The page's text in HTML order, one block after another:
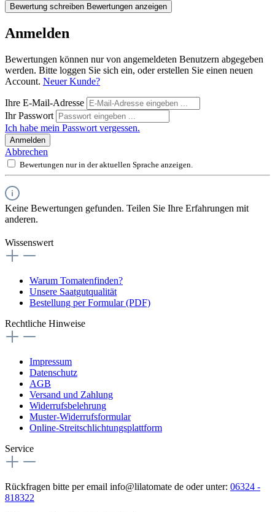
Bewertung schreiben Bewertungen anzeigen
Anmelden
Bewertungen können nur von angemeldeten Benutzern abgegeben
werden. Bitte loggen Sie sich ein, oder erstellen Sie einen neuen
Account. Neuer Kunde?
Ihre E-Mail-Adresse
Ihr Passwort
Ich habe mein Passwort vergessen.
Anmelden
Abbrechen
Bewertungen nur in der aktuellen Sprache anzeigen.
Keine Bewertungen gefunden. Teilen Sie Ihre Erfahrungen mit
anderen.
Wissenswert
Warum Tomatenfinden?
Unsere Saatgutqualität
Bestellung per Formular (PDF)
Rechtliche Hinweise
Impressum
Datenschutz
AGB
Versand und Zahlung
Widerrufsbelehrung
Muster-Widerrufsformular
Online-Streitschlichtungsplattform
Service
Rückfragen bitte per email info@lilatomate de oder unter: 06324 -
818322